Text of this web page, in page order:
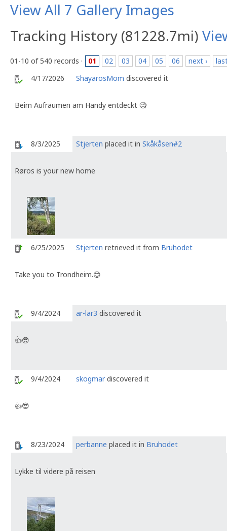
View All 7 Gallery Images
Tracking History (81228.7mi)
01-10 of 540 records · 01 02 03 04 05 06 next ›
4/17/2026
ShayarosMom discovered it
Beim Aufräumen am Handy entdeckt 🧐
8/3/2025 Stjerten placed it in Skåkåsen#2
Røros is your new home
6/25/2025 Stjerten retrieved it from Bruhodet
Take you to Trondheim.😊
9/4/2024 ar-lar3 discovered it
👍😎
9/4/2024 skogmardiscovered it
👍😎
8/23/2024 perbanne placed it in Bruhodet
Lykke til videre på reisen